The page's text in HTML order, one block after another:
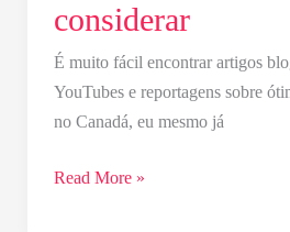
considerar
É muito fácil encontrar artigos
YouTubes e reportagens sobre
no Canadá, eu mesmo já
Read More »